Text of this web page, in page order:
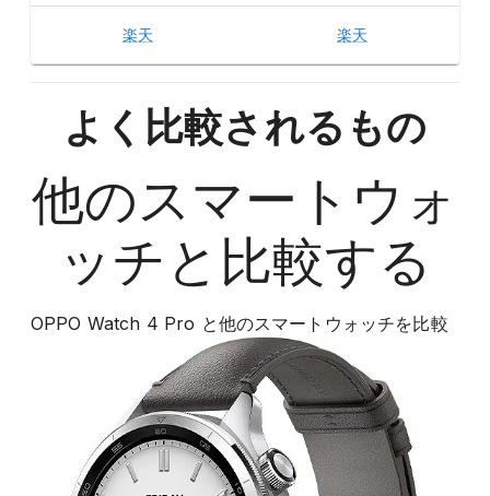
楽天 楽天
よく比較されるもの
他のスマートウォ
ッチ と比較する
OPPO Watch 4 Pro と他のスマートウォッチを比較